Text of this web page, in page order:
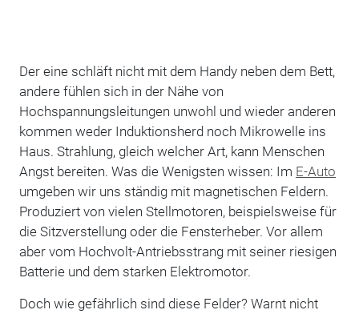
Der eine schläft nicht mit dem Handy neben dem Bett,
andere fühlen sich in der Nähe von
Hochspannungsleitungen unwohl und wieder anderen
kommen weder Induktionsherd noch Mikrowelle ins
Haus. Strahlung, gleich welcher Art, kann Menschen
Angst bereiten. Was die Wenigsten wissen: Im E-Auto
umgeben wir uns ständig mit magnetischen Feldern.
Produziert von vielen Stellmotoren, beispielsweise für
die Sitzverstellung oder die Fensterheber. Vor allem
aber vom Hochvolt-Antriebsstrang mit seiner riesigen
Batterie und dem starken Elektromotor.
Doch wie gefährlich sind diese Felder? Warnt nicht